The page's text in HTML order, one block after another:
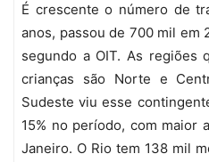
É crescente o número de
anos, passou de 700 mil em
segundo a OIT. As regiões
crianças são Norte e
Sudeste viu esse
15% no período, com maior
Janeiro. O Rio tem 138 mil